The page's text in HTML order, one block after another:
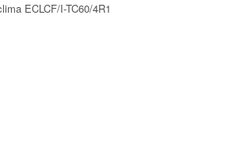
ECLCF/I-TC60/4R1